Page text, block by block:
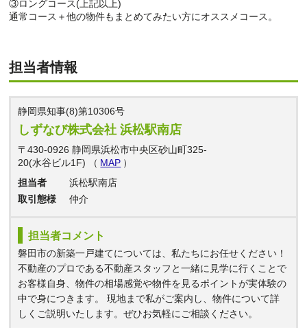
③ロングコース(上記以上)
通常コース＋他の物件もまとめてみたい方にオススメコース。
担当者情報
静岡県知事(8)第10306号
しずなび株式会社 浜松駅南店
〒430-0926 静岡県浜松市中央区砂山町325-
20(水谷ビル1F) （ MAP ）
担当者
浜松駅南店
取引態様
仲介
担当者コメント
磐田市の新築一戸建てについては、私たちにお任せください！
不動産のプロである不動産スタッフと一緒に見学に行くことで
お客様自身、物件の相場感覚や物件を見るポイントが実体験の
中で身につきます。 現地まで私がご案内し、物件について詳
しくご説明いたします。ぜひお気軽にご相談ください。